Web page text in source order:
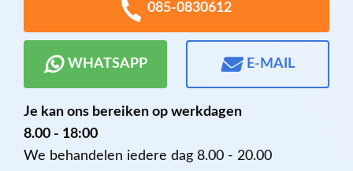
085-0830612
WHATSAPP E-MAIL
Je kan ons bereiken op werkdagen
8.00 - 18:00
We behandelen iedere dag 8.00 - 20.00